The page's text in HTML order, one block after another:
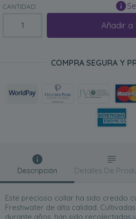
CANTIDAD:
Añadir
COMPRA SEGURA Y
Descripción
Este precioso collar ha sido creado
Freshwater de alta calidad.
durante años, han sido recolectadas
Detalles De